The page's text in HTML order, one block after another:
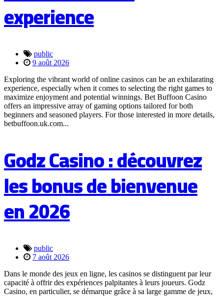
experience
public
9 août 2026
Exploring the vibrant world of online casinos can be an exhilarating
experience, especially when it comes to selecting the right games to
maximize enjoyment and potential winnings. Bet Buffoon Casino
offers an impressive array of gaming options tailored for both
beginners and seasoned players. For those interested in more details,
betbuffoon.uk.com...
Godz Casino : découvrez
les bonus de bienvenue
en 2026
public
7 août 2026
Dans le monde des jeux en ligne, les casinos se distinguent par leur
capacité à offrir des expériences palpitantes à leurs joueurs. Godz
Casino, en particulier, se démarque grâce à sa large gamme de jeux,